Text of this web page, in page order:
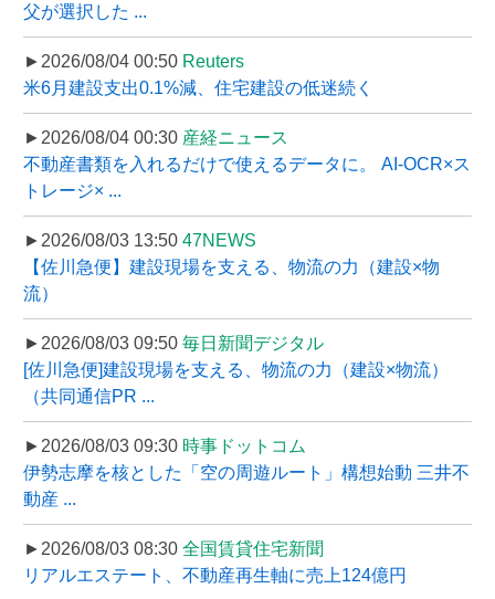
父が選択した ...
►2026/08/04 00:50 Reuters
米6月建設支出0.1%減、住宅建設の低迷続く
►2026/08/04 00:30 産経ニュース
不動産書類を入れるだけで使えるデータに。 AI-OCR×ス
トレージ× ...
►2026/08/03 13:50 47NEWS
【佐川急便】建設現場を支える、物流の力（建設×物
流）
►2026/08/03 09:50 毎日新聞デジタル
[佐川急便]建設現場を支える、物流の力（建設×物流）
（共同通信PR ...
►2026/08/03 09:30 時事ドットコム
伊勢志摩を核とした「空の周遊ルート」構想始動 三井不
動産 ...
►2026/08/03 08:30 全国賃貸住宅新聞
リアルエステート、不動産再生軸に売上124億円